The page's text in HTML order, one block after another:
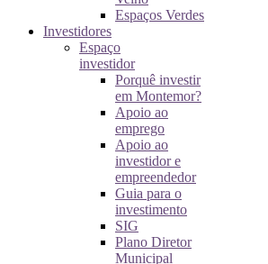
Espaços Verdes
Investidores
Espaço
investidor
Porquê investir
em Montemor?
Apoio ao
emprego
Apoio ao
investidor e
empreendedor
Guia para o
investimento
SIG
Plano Diretor
Municipal